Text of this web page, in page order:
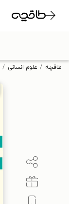
طاقچه علوم انسانی